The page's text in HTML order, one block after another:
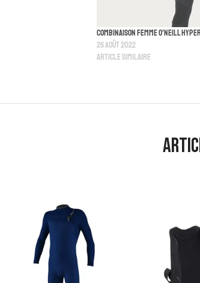
Combinaison Femme O’neill
26 août 2022
Article similaire